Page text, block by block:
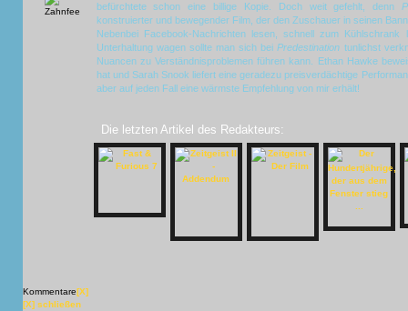
befürchtete schon eine billige Kopie. Doch weit gefehlt, denn
konstruierter und bewegender Film, der den Zuschauer in seinen
Nebenbei Facebook-Nachrichten lesen, schnell zum
Unterhaltung wagen sollte man sich beiPredestination tunlichst
Nuancen zu Verständnisproblemen führen kann. Ethan Hawke
hat und Sarah Snook liefert eine geradezu preisverdächtige
aber auf jeden Fall eine wärmste Empfehlung von mir erhält!
Die letzten Artikel des Redakteurs:
Kommentare[X]
[X] schließen